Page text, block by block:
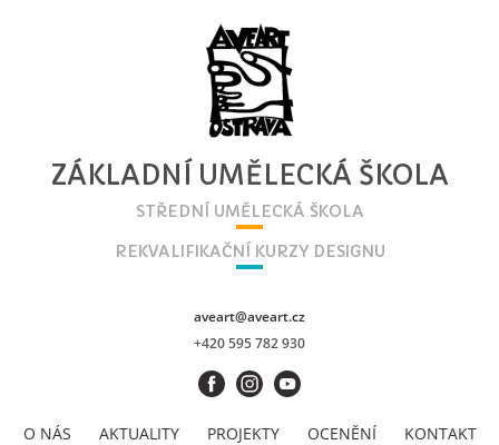
O NÁS AKTUALITY PROJEKTY OCENĚNÍ KONTAKT
ZÁKLADNÍ UMĚLECKÁ ŠKOLA
STŘEDNÍ UMĚLECKÁ ŠKOLA
REKVALIFIKAČNÍ KURZY DESIGNU
aveart@aveart.cz
+420 595 782 930